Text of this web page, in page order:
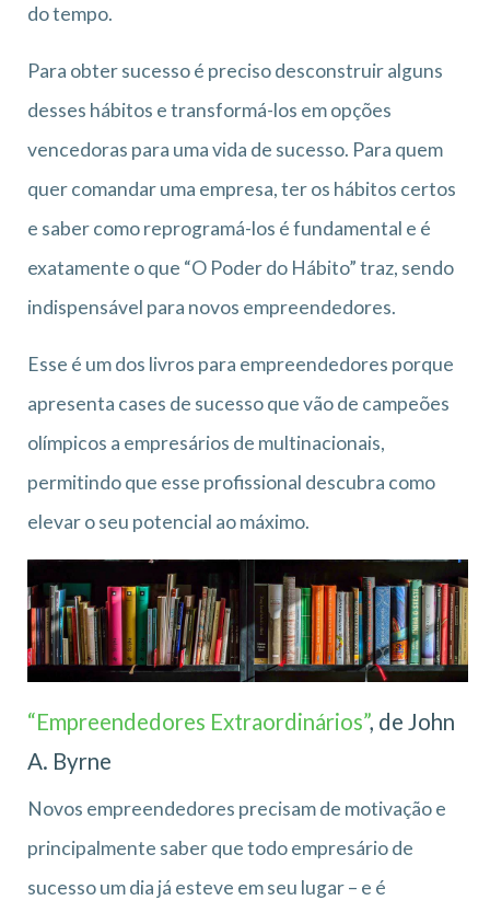
do tempo.
Para obter sucesso é preciso desconstruir alguns
desses hábitos e transformá-los em opções
vencedoras para uma vida de sucesso. Para quem
quer comandar uma empresa, ter os hábitos certos
e saber como reprogramá-los é fundamental e é
exatamente o que “O Poder do Hábito” traz, sendo
indispensável para novos empreendedores.
Esse é um dos livros para empreendedores porque
apresenta cases de sucesso que vão de campeões
olímpicos a empresários de multinacionais,
permitindo que esse profissional descubra como
elevar o seu potencial ao máximo.
“Empreendedores Extraordinários”, de John
A. Byrne
Novos empreendedores precisam de motivação e
principalmente saber que todo empresário de
sucesso um dia já esteve em seu lugar – e é